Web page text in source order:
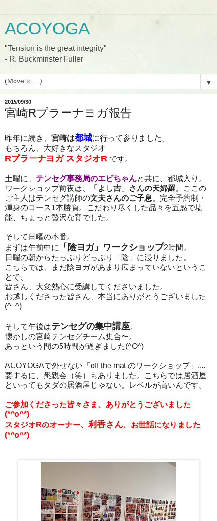
ACOYOGA
"Tension is the great integrity"
- R. Buckminster Fuller
▼
2015/09/30
宮崎Rプラーナヨガ報告
昨年に続き、 宮崎は都城に行って参りました。
もちろん、大好きなスタジオ
Rプラーナヨガ スタジオR です。
土曜に、 テンセグ事務局のエビちゃんと共に、都城入り。
ワークショップ前夜は、
「よし吉」さんの天婦羅。ここの
ご主人はテンセグ講師の文夫さんのご子息。完全予約制・
渾身のコース1本勝負。こだわり尽くした品々を五感で堪
能、ちょっと贅沢な宵でした。
そして日曜の本番。
まずは午前中に
「陰ヨガ」ワークショップ2時間。
日曜の朝からたっぷりどっぷり「陰」に浸りました。
こちらでは、まだ陰ヨガがあまり広まっていないというこ
とで、
皆さん、大変熱心に受講してくださいました。
お越しくださった皆さん、本当にありがとうございました
(^_^)
そして午後はテンセグの集中講座。
懐かしの宮崎テンセグチーム集合〜。
あっという間の5時間が過ぎました(^O^)
ACOYOGAで外せない「offthe mat のワークショップ」 ....
要するに
懇親会 （笑） もありました 。
こちらでは居酒屋
といってもタダの居酒屋じゃない。 レベルが高いんです。
ご参加くださった皆々さま、ありがとうございました
(*^o^*)
スタジオRのオーナー、利香さん、お世話になりました
(*^o^*)